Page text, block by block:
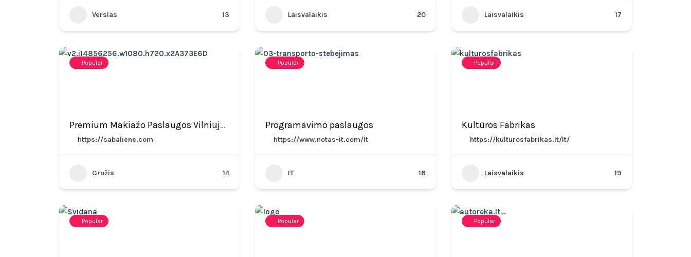
Verslas 13 Laisvalaikis 20 Laisvalaikis 17
Popular
Premium Makiažo Paslaugos Vilniuje, Žveryne
https://sabaliene.com
Grožis 14
Popular
Programavimo paslaugos
https://www.notas-it.com/lt
IT 16
Popular
Kultūros Fabrikas
https://kulturosfabrikas.lt/lt/
Laisvalaikis 19
Popular Popular Popular